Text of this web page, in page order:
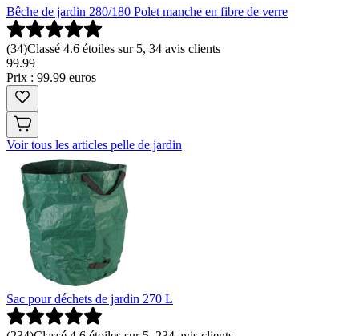
Bêche de jardin 280/180 Polet manche en fibre de verre
(34)Classé 4.6 étoiles sur 5, 34 avis clients
99.99
Prix : 99.99 euros
Voir tous les articles pelle de jardin
Sac pour déchets de jardin 270 L